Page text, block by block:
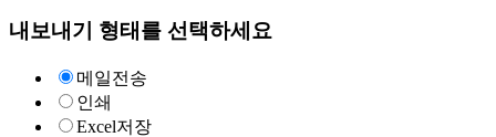
내보내기 형태를 선택하세요
메일전송
인쇄
Excel저장